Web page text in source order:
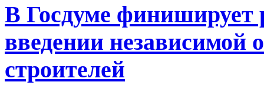
В Госдуме финиширует
введении
строителей